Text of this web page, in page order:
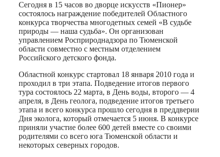
Сегодня в 15 часов во дворце искусств «Пионер»
состоялось награждение победителей Областного
конкурса творчества многодетных семей «В судьбе
природы — наша судьба». Он организован
управлением Росприроднадзора по Тюменской
области совместно с местным отделением
Российского детского фонда.
Областной конкурс стартовал 18 января 2010 года и
проходил в три этапа. Подведение итогов первого
тура состоялось 22 марта, в День воды, второго — 4
апреля, в День геолога, подведение итогов третьего
этапа и всего конкурса прошло сегодня в преддверии
Дня эколога, который отмечается 5 июня. В конкурсе
приняли участие более 600 детей вместе со своими
родителями со всего юга Тюменской области и
некоторых северных городов.